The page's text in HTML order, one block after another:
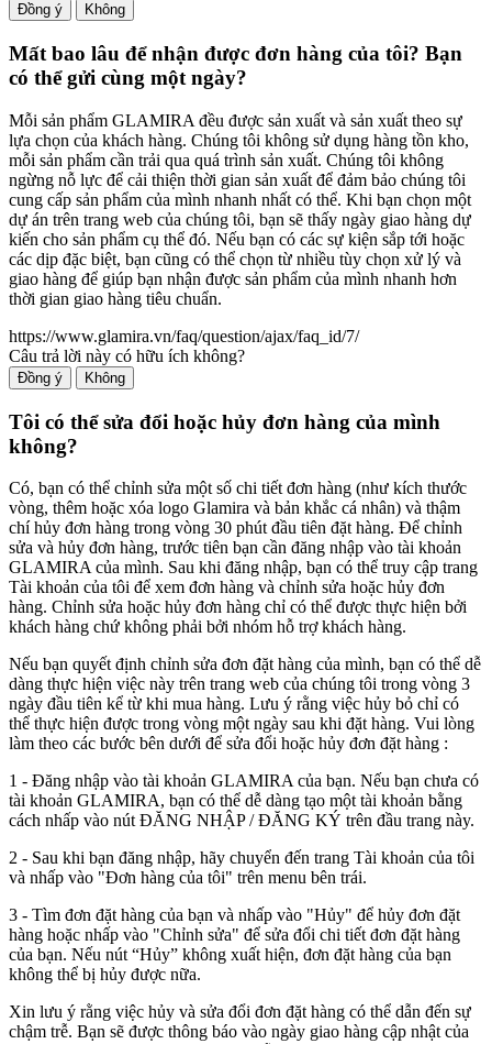
Đồng ý Không
Mất bao lâu để nhận được đơn hàng của tôi? Bạn
có thể gửi cùng một ngày?
Mỗi sản phẩm GLAMIRA đều được sản xuất và sản xuất theo sự
lựa chọn của khách hàng. Chúng tôi không sử dụng hàng tồn kho,
mỗi sản phẩm cần trải qua quá trình sản xuất. Chúng tôi không
ngừng nỗ lực để cải thiện thời gian sản xuất để đảm bảo chúng tôi
cung cấp sản phẩm của mình nhanh nhất có thể. Khi bạn chọn một
dự án trên trang web của chúng tôi, bạn sẽ thấy ngày giao hàng dự
kiến ​​cho sản phẩm cụ thể đó. Nếu bạn có các sự kiện sắp tới hoặc
các dịp đặc biệt, bạn cũng có thể chọn từ nhiều tùy chọn xử lý và
giao hàng để giúp bạn nhận được sản phẩm của mình nhanh hơn
thời gian giao hàng tiêu chuẩn.
https://www.glamira.vn/faq/question/ajax/faq_id/7/
Câu trả lời này có hữu ích không?
Đồng ý Không
Tôi có thể sửa đổi hoặc hủy đơn hàng của mình
không?
Có, bạn có thể chỉnh sửa một số chi tiết đơn hàng (như kích thước
vòng, thêm hoặc xóa logo Glamira và bản khắc cá nhân) và thậm
chí hủy đơn hàng trong vòng 30 phút đầu tiên đặt hàng. Để chỉnh
sửa và hủy đơn hàng, trước tiên bạn cần đăng nhập vào tài khoản
GLAMIRA của mình. Sau khi đăng nhập, bạn có thể truy cập trang
Tài khoản của tôi để xem đơn hàng và chỉnh sửa hoặc hủy đơn
hàng. Chỉnh sửa hoặc hủy đơn hàng chỉ có thể được thực hiện bởi
khách hàng chứ không phải bởi nhóm hỗ trợ khách hàng.
Nếu bạn quyết định chỉnh sửa đơn đặt hàng của mình, bạn có thể dễ
dàng thực hiện việc này trên trang web của chúng tôi trong vòng 3
ngày đầu tiên kể từ khi mua hàng. Lưu ý rằng việc hủy bỏ chỉ có
thể thực hiện được trong vòng một ngày sau khi đặt hàng. Vui lòng
làm theo các bước bên dưới để sửa đổi hoặc hủy đơn đặt hàng :
1 - Đăng nhập vào tài khoản GLAMIRA của bạn. Nếu bạn chưa có
tài khoản GLAMIRA, bạn có thể dễ dàng tạo một tài khoản bằng
cách nhấp vào nút ĐĂNG NHẬP / ĐĂNG KÝ trên đầu trang này.
2 - Sau khi bạn đăng nhập, hãy chuyển đến trang Tài khoản của tôi
và nhấp vào "Đơn hàng của tôi" trên menu bên trái.
3 - Tìm đơn đặt hàng của bạn và nhấp vào "Hủy" để hủy đơn đặt
hàng hoặc nhấp vào "Chỉnh sửa" để sửa đổi chi tiết đơn đặt hàng
của bạn. Nếu nút “Hủy” không xuất hiện, đơn đặt hàng của bạn
không thể bị hủy được nữa.
Xin lưu ý rằng việc hủy và sửa đổi đơn đặt hàng có thể dẫn đến sự
chậm trễ. Bạn sẽ được thông báo vào ngày giao hàng cập nhật của